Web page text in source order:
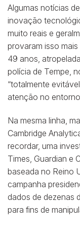
Algumas notícias
inovação
muito reais e
provaram isso
49 anos,
polícia de Tempe,
“totalmente
atenção no
Na mesma linha,
Cambridge
recordar, uma
Times, Guardian e
baseada no Reino
campanha
dados de dezenas
para fins de